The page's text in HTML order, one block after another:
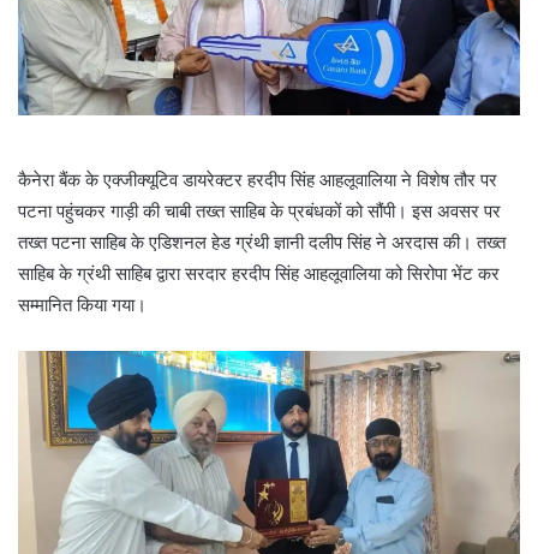
कैनेरा बैंक के एक्जीक्यूटिव डायरेक्टर हरदीप सिंह आहलूवालिया ने विशेष तौर पर
पटना पहुंचकर गाड़ी की चाबी तख्त साहिब के प्रबंधकों को सौंपी। इस अवसर पर
तख्त पटना साहिब के एडिशनल हेड ग्रंथी ज्ञानी दलीप सिंह ने अरदास की। तख्त
साहिब के ग्रंथी साहिब द्वारा सरदार हरदीप सिंह आहलूवालिया को सिरोपा भेंट कर
सम्मानित किया गया।